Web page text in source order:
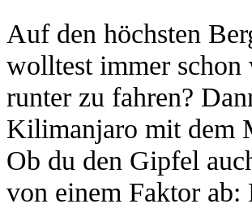
Auf den höchsten
wolltest immer
runter zu fahren?
Kilimanjaro mit dem
Ob du den Gipfel
von einem Faktor